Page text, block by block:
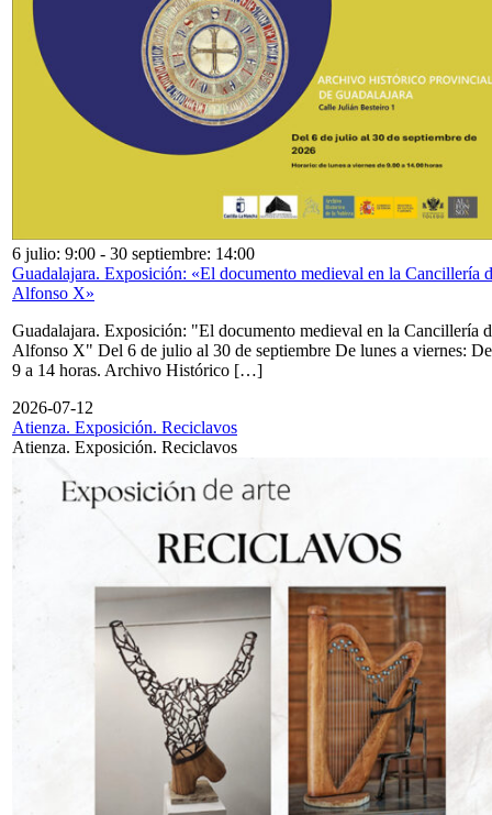
6 julio: 9:00 - 30 septiembre: 14:00
Guadalajara. Exposición: «El documento medieval en la Cancillería
Alfonso X»
Guadalajara. Exposición: "El documento medieval en la Cancillería
Alfonso X" Del 6 de julio al 30 de septiembre De lunes a viernes: De
9 a 14 horas. Archivo Histórico […]
2026-07-12
Atienza. Exposición. Reciclavos
Atienza. Exposición. Reciclavos